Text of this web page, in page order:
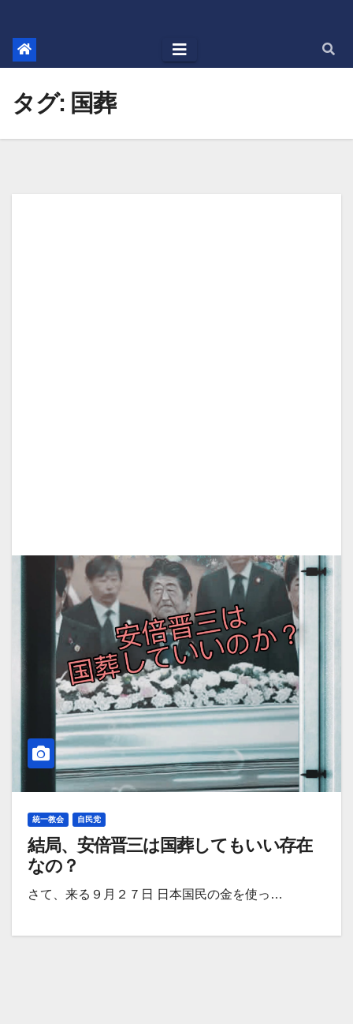
content
タグ: 国葬
統一教会 自民党
結局、安倍晋三は国葬してもいい存在
なの？
さて、来る９月２７日 日本国民の金を使っ…